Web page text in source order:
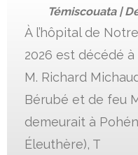
Témiscouata |
À l’hôpital de
2026 est décédé
M. Richard
Bérubé et de feu
demeurait à
Éleuthère), T